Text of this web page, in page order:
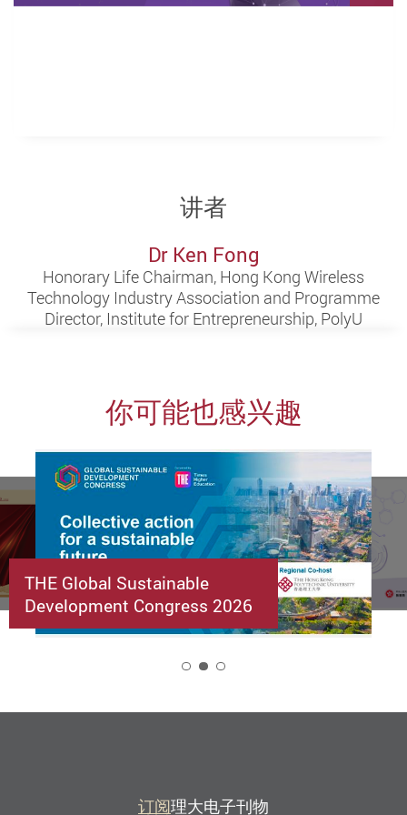
讲者
Dr Ken Fong
Honorary Life Chairman, Hong Kong Wireless
Technology Industry Association and Programme
Director, Institute for Entrepreneurship, PolyU
你可能也感兴趣
THE Global Sustainable
Development Congress 2026
订阅理大电子刊物